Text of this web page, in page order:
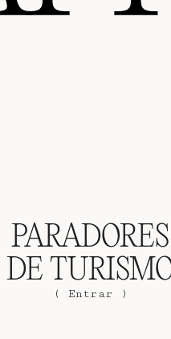
PARADORES
DE
( Entrar )